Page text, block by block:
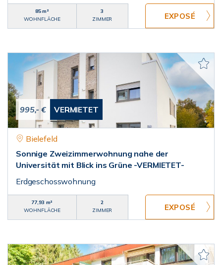
85 m²
WOHNFLÄCHE
3
ZIMMER
995,- € VERMIETET
Bielefeld
Sonnige Zweizimmerwohnung nahe der
Universität mit Blick ins Grüne -VERMIETET-
Erdgeschosswohnung
77,93 m²
WOHNFLÄCHE
2
ZIMMER